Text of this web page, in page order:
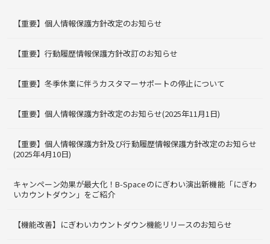
【重要】個人情報保護方針改定のお知らせ
【重要】行動履歴情報保護方針改訂のお知らせ
【重要】冬季休業に伴うカスタマーサポートの停止について
【重要】個人情報保護方針改定のお知らせ(2025年11月1日)
【重要】個人情報保護方針及び行動履歴情報保護方針改定のお知らせ
(2025年4月10日)
キャンペーン効果が最大化！B-Spaceのにぎわい演出新機能「にぎわ
いカウントダウン」をご紹介
【機能改善】にぎわいカウントダウン機能リリースのお知らせ